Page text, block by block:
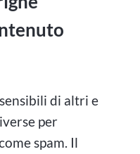
di altri e
per
spam. Il